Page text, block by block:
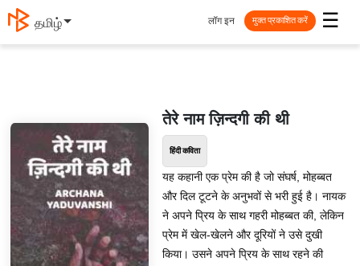
தமிழ் ☰
लॉग इन मुक्त प्रकाशित करें
तेरे नाम ज़िन्दगी की थी
हिंदी कविता
यह कहानी एक प्रेम की है जो संघर्ष, मोहब्बत
और दिल टूटने के अनुभवों से भरी हुई है। नायक
ने अपने प्रिय के साथ गहरी मोहब्बत की, लेकिन
प्रेम में खेल-खेलने और दूरियों ने उसे दुखी
किया। उसने अपने प्रिय के साथ रहने की